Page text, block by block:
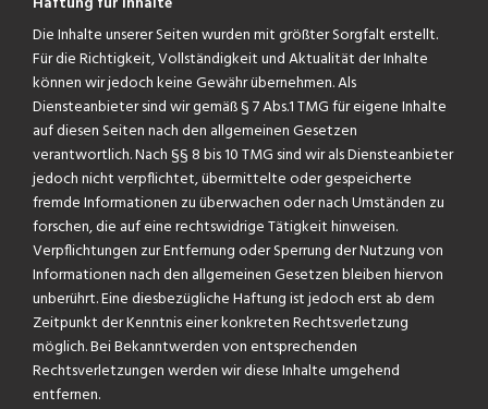
Die Inhalte unserer Seiten wurden mit größter Sorgfalt erstellt.
Für die Richtigkeit, Vollständigkeit und Aktualität der Inhalte
können wir jedoch keine Gewähr übernehmen. Als
Diensteanbieter sind wir gemäß § 7 Abs.1 TMG für eigene Inhalte
auf diesen Seiten nach den allgemeinen Gesetzen
verantwortlich. Nach §§ 8 bis 10 TMG sind wir als Diensteanbieter
jedoch nicht verpflichtet, übermittelte oder gespeicherte
fremde Informationen zu überwachen oder nach Umständen zu
forschen, die auf eine rechtswidrige Tätigkeit hinweisen.
Verpflichtungen zur Entfernung oder Sperrung der Nutzung von
Informationen nach den allgemeinen Gesetzen bleiben hiervon
unberührt. Eine diesbezügliche Haftung ist jedoch erst ab dem
Zeitpunkt der Kenntnis einer konkreten Rechtsverletzung
möglich. Bei Bekanntwerden von entsprechenden
Rechtsverletzungen werden wir diese Inhalte umgehend
entfernen.